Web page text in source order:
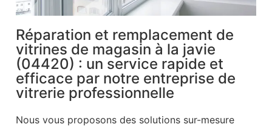
Réparation et remplacement de
vitrines de magasin à la javie
(04420) : un service rapide et
efficace par notre entreprise de
vitrerie professionnelle
Nous vous proposons des solutions sur-mesure